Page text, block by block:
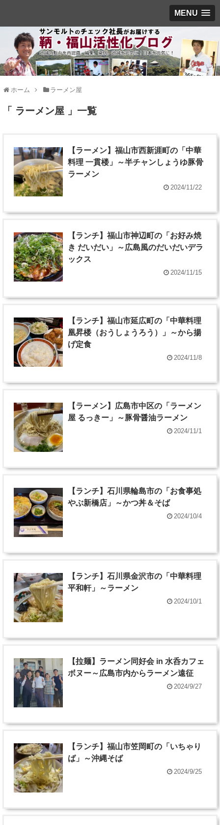
MENU
ホーム ラーメン屋
「 ラーメン屋 」一覧
【ラーメン】福山市西新涯町の「中華
料理 一貫楼」～半チャンしょうゆ豚骨
ラーメン
2024/11/22
【ランチ】福山市神辺町の「お好み焼
き だいだい」～広島風のだいだいデラ
ックス
2024/11/15
【ランチ】福山市延広町の「中華料理
凰昇楼（おうしょうろう）」～から揚
げ定食
2024/11/8
【ラーメン】広島市中区の「ラーメン
屋 るっきー」～豚骨醤油ラーメン
2024/11/1
【ランチ】石川県輪島市の「お食事処
やぶ新橋店」～かつ丼＆そば
2024/10/4
【ランチ】石川県金沢市の「中華料理
平和軒」～ラーメン
2024/10/1
【拉麺】ラーメン同好会 in 水呑カフェ
ボヌー～広島市内からラーメン遠征
2024/9/27
【ランチ】福山市笠岡町の「いちゃり
ば」～沖縄そば
2024/9/25